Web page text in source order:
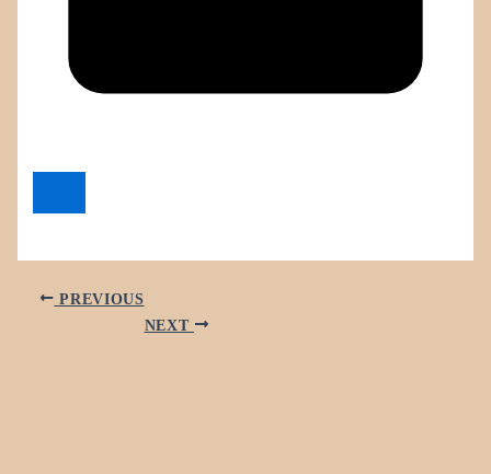
PREVIOUS
NEXT